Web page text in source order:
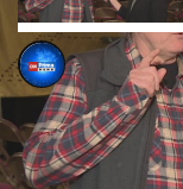
Kamila
21. led 2025, 05:27
Když se řekne
každého něco